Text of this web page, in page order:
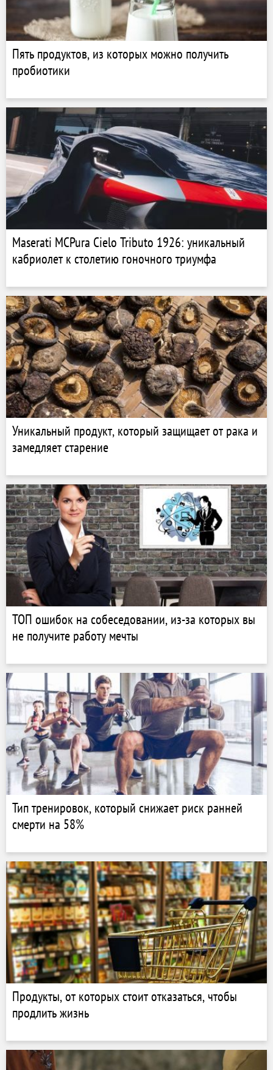
Пять продуктов, из которых можно получить
пробиотики
Maserati MCPura Cielo Tributo 1926: уникальный
кабриолет к столетию гоночного триумфа
Уникальный продукт, который защищает от рака и
замедляет старение
ТОП ошибок на собеседовании, из-за которых вы
не получите работу мечты
Тип тренировок, который снижает риск ранней
смерти на 58%
Продукты, от которых стоит отказаться, чтобы
продлить жизнь